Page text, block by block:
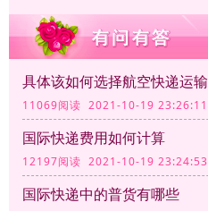
具体该如何选择航空快递运输
11069阅读 2021-10-19 23:26:11
国际快递费用如何计算
12197阅读 2021-10-19 23:24:53
国际快递中的普货有哪些